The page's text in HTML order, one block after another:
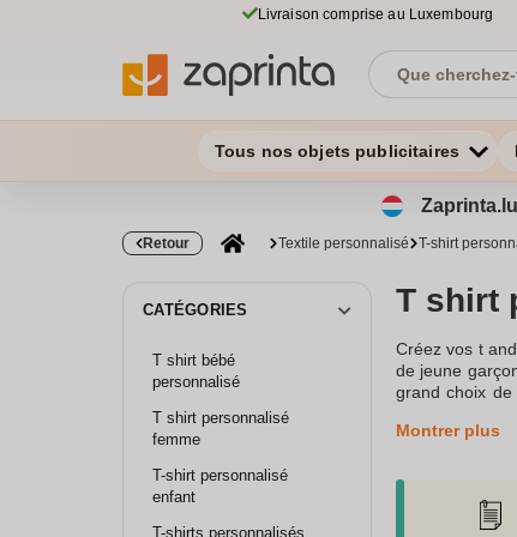
Livraison comprise au Luxembourg
Tous nos objets publicitaires
Retour Textile personnalisé T-shirt
CATÉGORIES
T shirt bébé
personnalisé
T shirt personnalisé
femme
T-shirt personnalisé
enfant
T-shirts personnalisés
T shirt
Créez vos t
de jeune
grand choix de
and shirt n’a
t and shirts
personnaliser
c’est offrir
Montrer plus